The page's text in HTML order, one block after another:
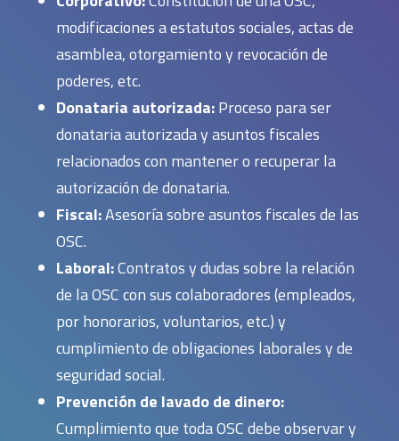
modificaciones a estatutos sociales, actas de
asamblea, otorgamiento y revocación de
poderes, etc.
Donataria autorizada:Proceso para ser
donataria autorizada y asuntos fiscales
relacionados con mantener o recuperar la
autorización de donataria.
Fiscal:Asesoría sobre asuntos fiscales de las
OSC.
Laboral:Contratos y dudas sobre la relación
de la OSC con sus colaboradores (empleados,
por honorarios, voluntarios, etc.) y
cumplimiento de obligaciones laborales y de
seguridad social.
Prevención de lavado de dinero:
Cumplimiento que toda OSC debe observar y